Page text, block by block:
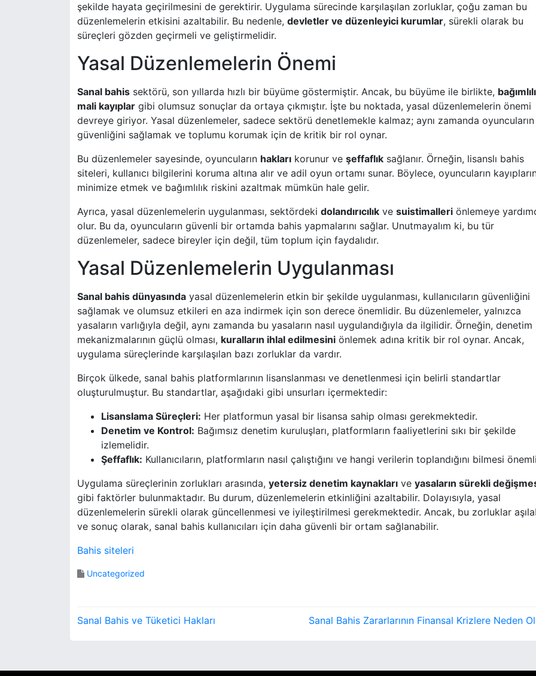
şekilde hayata geçirilmesini de gerektirir. Uygulama sürecinde karşılaşılan zorluklar, çoğu zaman bu
düzenlemelerin etkisini azaltabilir. Bu nedenle, devletler ve düzenleyici kurumlar, sürekli olarak bu
süreçleri gözden geçirmeli ve geliştirmelidir.
Yasal Düzenlemelerin Önemi
Sanal bahis sektörü, son yıllarda hızlı bir büyüme göstermiştir. Ancak, bu büyüme ile birlikte,
mali kayıplar gibi olumsuz sonuçlar da ortaya çıkmıştır. İşte bu noktada, yasal düzenlemelerin önemi
devreye giriyor. Yasal düzenlemeler, sadece sektörü denetlemekle kalmaz; aynı zamanda oyuncuların
güvenliğini sağlamak ve toplumu korumak için de kritik bir rol oynar.
Bu düzenlemeler sayesinde, oyuncuların hakları korunur ve şeffaflık sağlanır. Örneğin, lisanslı bahis
siteleri, kullanıcı bilgilerini koruma altına alır ve adil oyun ortamı sunar. Böylece, oyuncuların
minimize etmek ve bağımlılık riskini azaltmak mümkün hale gelir.
Ayrıca, yasal düzenlemelerin uygulanması, sektördeki dolandırıcılık ve suistimalleri önlemeye
olur. Bu da, oyuncuların güvenli bir ortamda bahis yapmalarını sağlar. Unutmayalım ki, bu tür
düzenlemeler, sadece bireyler için değil, tüm toplum için faydalıdır.
Yasal Düzenlemelerin Uygulanması
Sanal bahis dünyasında yasal düzenlemelerin etkin bir şekilde uygulanması, kullanıcıların güvenliğini
sağlamak ve olumsuz etkileri en aza indirmek için son derece önemlidir. Bu düzenlemeler, yalnızca
yasaların varlığıyla değil, aynı zamanda bu yasaların nasıl uygulandığıyla da ilgilidir. Örneğin, denetim
mekanizmalarının güçlü olması, kuralların ihlal edilmesini önlemek adına kritik bir rol oynar. Ancak,
uygulama süreçlerinde karşılaşılan bazı zorluklar da vardır.
Birçok ülkede, sanal bahis platformlarının lisanslanması ve denetlenmesi için belirli standartlar
oluşturulmuştur. Bu standartlar, aşağıdaki gibi unsurları içermektedir:
Lisanslama Süreçleri: Her platformun yasal bir lisansa sahip olması gerekmektedir.
Denetim ve Kontrol: Bağımsız denetim kuruluşları, platformların faaliyetlerini sıkı bir şekilde
izlemelidir.
Şeffaflık: Kullanıcıların, platformların nasıl çalıştığını ve hangi verilerin toplandığını bilmesi
Uygulama süreçlerinin zorlukları arasında, yetersiz denetim kaynakları ve yasaların sürekli
gibi faktörler bulunmaktadır. Bu durum, düzenlemelerin etkinliğini azaltabilir. Dolayısıyla, yasal
düzenlemelerin sürekli olarak güncellenmesi ve iyileştirilmesi gerekmektedir. Ancak, bu zorluklar
ve sonuç olarak, sanal bahis kullanıcıları için daha güvenli bir ortam sağlanabilir.
Bahis siteleri
Uncategorized
Y
Sanal Bahis ve Tüketici Hakları Sanal Bahis Zararlarının Finansal Krizlere Neden